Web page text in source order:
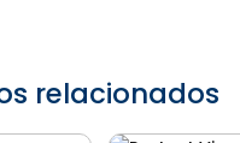
relacionados